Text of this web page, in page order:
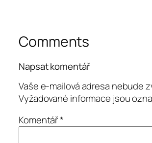
Comments
Napsat komentář
Vaše e-mailová adresa nebude
Vyžadované informace jsou
Komentář*